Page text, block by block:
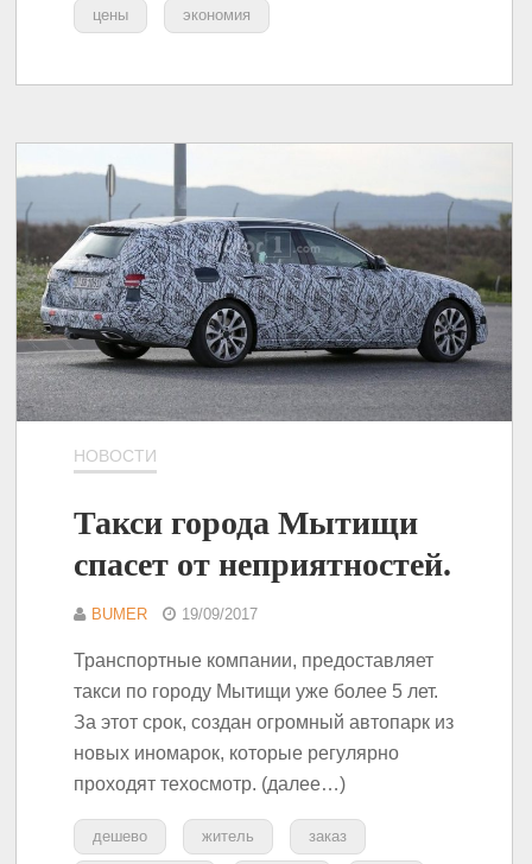
цены экономия
НОВОСТИ
Такси города Мытищи
спасет от неприятностей.
BUMER 19/09/2017
Транспортные компании, предоставляет
такси по городу Мытищи уже более 5 лет.
За этот срок, создан огромный автопарк из
новых иномарок, которые регулярно
проходят техосмотр. (далее…)
дешево житель заказ